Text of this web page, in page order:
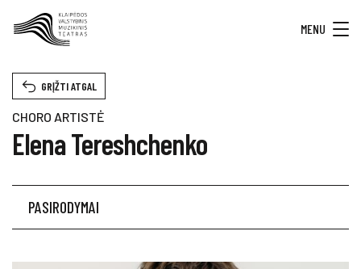
MENU
CHORO ARTISTĖ
Elena Tereshchenko
GRĮŽTI ATGAL
PASIRODYMAI